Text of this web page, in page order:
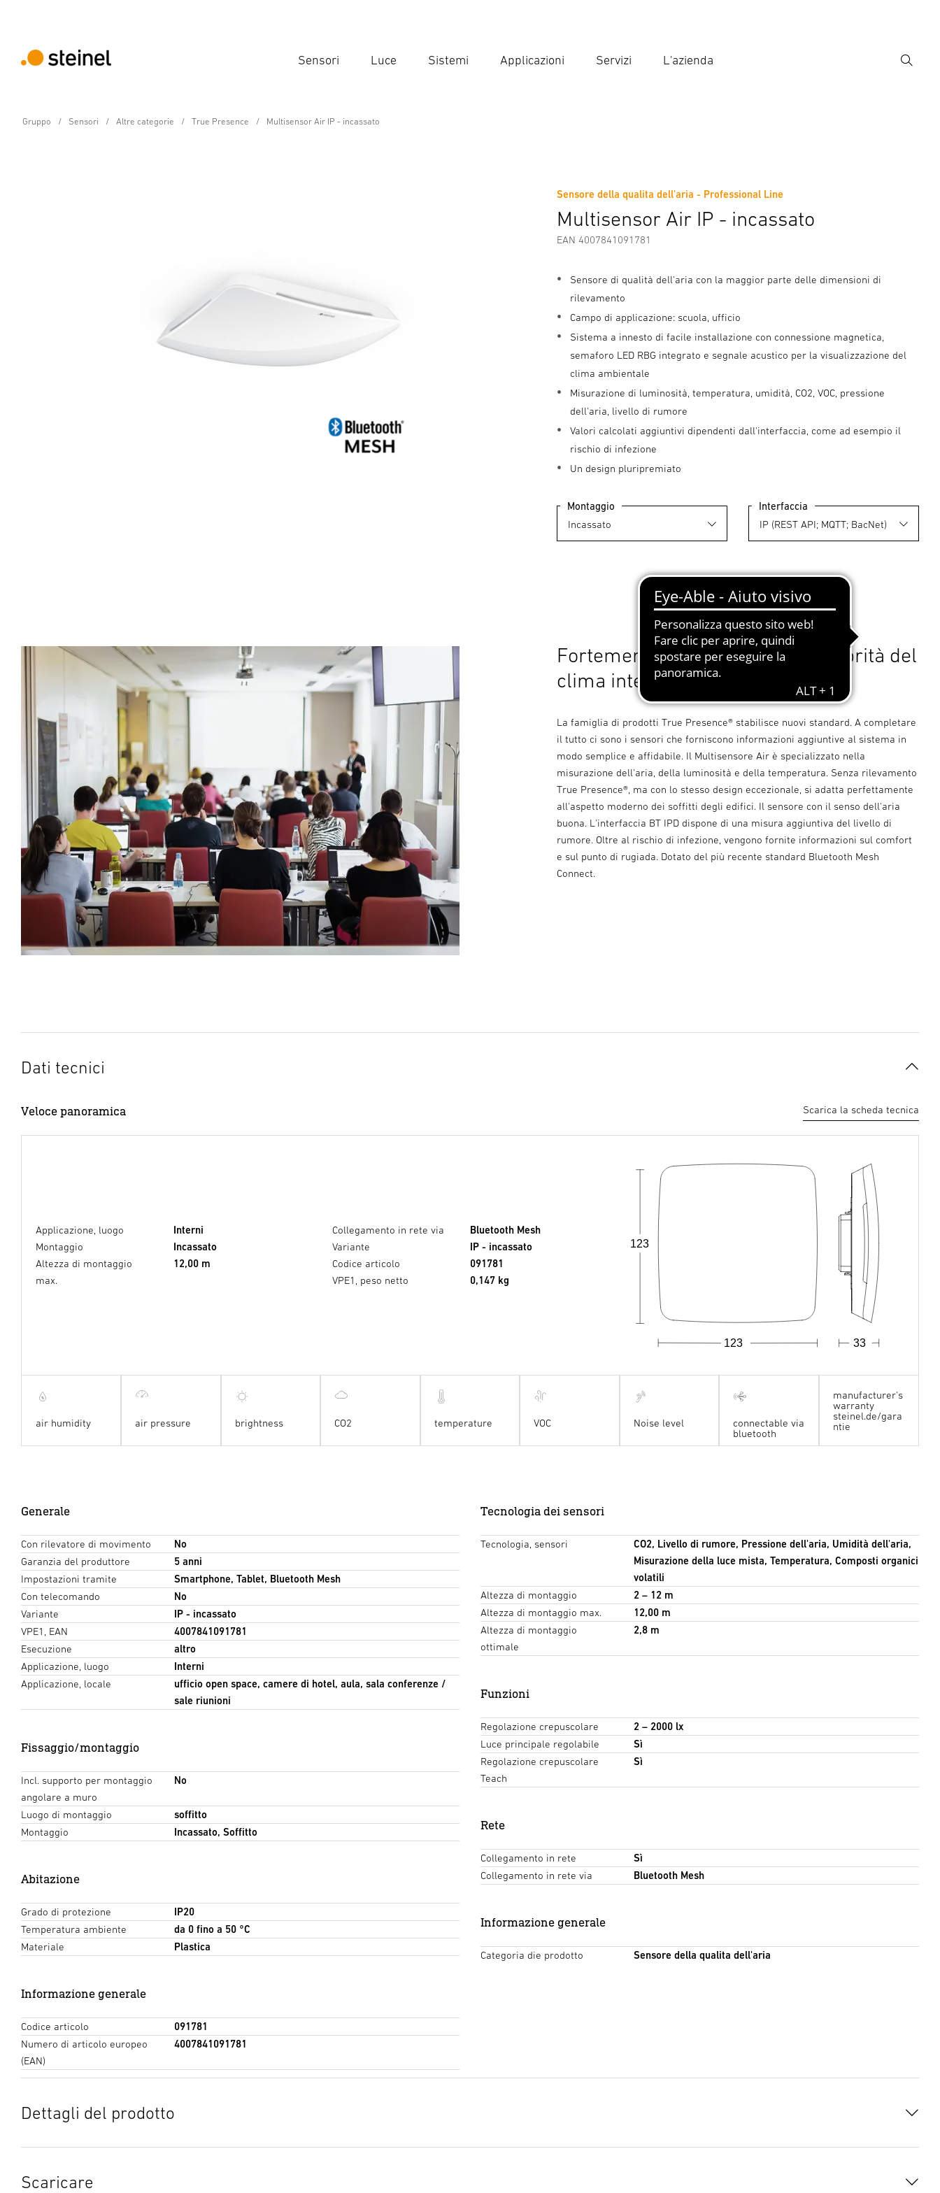
Sensori Luce Sistemi Applicazioni Servizi L'azienda
Ricerca
Gruppo Sensori Altre categorie True Presence Multisensor Air IP - incassato
Sensore della qualita dell'aria - Professional Line
Multisensor Air IP - incassato
EAN 4007841091781
Sensore di qualità dell'aria con la maggior parte delle dimensioni di
rilevamento
Campo di applicazione: scuola, ufficio
Sistema a innesto di facile installazione con connessione magnetica,
semaforo LED RBG integrato e segnale acustico per la visualizzazione del
clima ambientale
Misurazione di luminosità, temperatura, umidità, CO2, VOC, pressione
dell'aria, livello di rumore
Valori calcolati aggiuntivi dipendenti dall'interfaccia, come ad esempio il
rischio di infezione
Un design pluripremiato
Montaggio Interfaccia
Fortemente incentrato sulla salubrità del
clima interno.
La famiglia di prodotti True Presence® stabilisce nuovi standard. A completare
il tutto ci sono i sensori che forniscono informazioni aggiuntive al sistema in
modo semplice e affidabile. Il Multisensore Air è specializzato nella
misurazione dell'aria, della luminosità e della temperatura. Senza rilevamento
True Presence®, ma con lo stesso design eccezionale, si adatta perfettamente
all'aspetto moderno dei soffitti degli edifici. Il sensore con il senso dell'aria
buona. L'interfaccia BT IPD dispone di una misura aggiuntiva del livello di
rumore. Oltre al rischio di infezione, vengono fornite informazioni sul comfort
e sul punto di rugiada. Dotato del più recente standard Bluetooth Mesh
Connect.
Dati tecnici
Veloce panoramica Scarica la scheda tecnica
Applicazione, luogo
Interni
Montaggio
Incassato
Altezza di montaggio
max.
12,00 m
Collegamento in rete via
Bluetooth Mesh
Variante
IP - incassato
Codice articolo
091781
VPE1, peso netto
0,147 kg
33
123
123
air humidity air pressure brightness CO2 temperature VOC Noise level
connectable via
bluetooth
manufacturer's
warranty
steinel.de/gara
ntie
Generale
Con rilevatore di movimento
No
Garanzia del produttore
5 anni
Impostazioni tramite
Smartphone, Tablet, Bluetooth Mesh
Con telecomando
No
Variante
IP - incassato
VPE1, EAN
4007841091781
Esecuzione
altro
Applicazione, luogo
Interni
Applicazione, locale
ufficio open space, camere di hotel, aula, sala conferenze /
sale riunioni
Fissaggio/montaggio
Incl. supporto per montaggio
angolare a muro
No
Luogo di montaggio
soffitto
Montaggio
Incassato, Soffitto
Abitazione
Grado di protezione
IP20
Temperatura ambiente
da 0 fino a 50 °C
Materiale
Plastica
Informazione generale
Codice articolo
091781
Numero di articolo europeo
(EAN)
4007841091781
Tecnologia dei sensori
Tecnologia, sensori
CO2, Livello di rumore, Pressione dell'aria, Umidità dell'aria,
Misurazione della luce mista, Temperatura, Composti organici
volatili
Altezza di montaggio
2 – 12 m
Altezza di montaggio max.
12,00 m
Altezza di montaggio
ottimale
2,8 m
Funzioni
Regolazione crepuscolare
2 – 2000 lx
Luce principale regolabile
Sì
Regolazione crepuscolare
Teach
Sì
Rete
Collegamento in rete
Sì
Collegamento in rete via
Bluetooth Mesh
Informazione generale
Categoria die prodotto Sensore della qualita dell'aria
Dettagli del prodotto
Scaricare